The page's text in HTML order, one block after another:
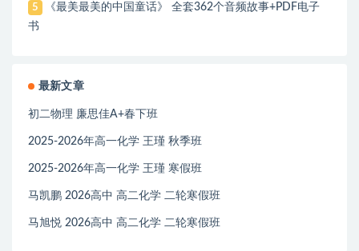
5
《最美最美的中国童话》 全套362个音频故事+PDF电子
书
最新文章
初二物理 廉思佳A+春下班
2025-2026年高一化学 王瑾 秋季班
2025-2026年高一化学 王瑾 寒假班
马凯鹏 2026高中 高二化学 二轮寒假班
马旭悦 2026高中 高二化学 二轮寒假班